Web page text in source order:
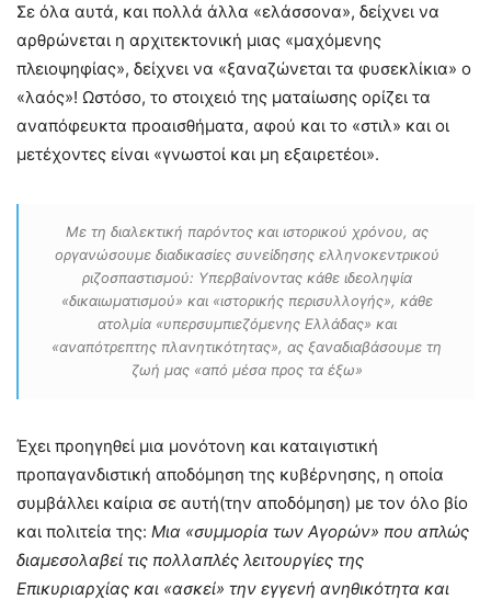
Σε όλα αυτά, και πολλά άλλα «ελάσσονα», δείχνει να
αρθρώνεται η αρχιτεκτονική μιας «μαχόμενης
πλειοψηφίας», δείχνει να «ξαναζώνεται τα φυσεκλίκια» ο
«λαός»! Ωστόσο, το στοιχειό της ματαίωσης ορίζει τα
αναπόφευκτα προαισθήματα, αφού και το «στιλ» και οι
μετέχοντες είναι «γνωστοί και μη εξαιρετέοι».
Με τη διαλεκτική παρόντος και ιστορικού χρόνου, ας
οργανώσουμε διαδικασίες συνείδησης ελληνοκεντρικού
ριζοσπαστισμού: Υπερβαίνοντας κάθε ιδεοληψία
«δικαιωματισμού» και «ιστορικής περισυλλογής», κάθε
ατολμία «υπερσυμπιεζόμενης Ελλάδας» και
«αναπότρεπτης πλανητικότητας», ας ξαναδιαβάσουμε τη
ζωή μας «από μέσα προς τα έξω»
Έχει προηγηθεί μια μονότονη και καταιγιστική
προπαγανδιστική αποδόμηση της κυβέρνησης, η οποία
συμβάλλει καίρια σε αυτή(την αποδόμηση) με τον όλο βίο
και πολιτεία της: Μια «συμμορία των Αγορών» που απλώς
διαμεσολαβεί τις πολλαπλές λειτουργίες της
Επικυριαρχίας και «ασκεί» την εγγενή ανηθικότητα και